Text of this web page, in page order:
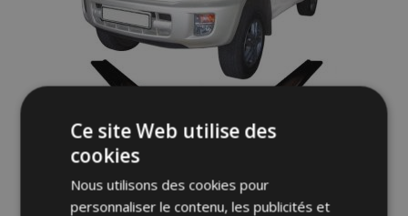
Déflecteurs de capot pour TOYOTA Rav4
2000-2005
69,95 €
Ce site Web utilise des
cookies
Nous utilisons des cookies pour
personnaliser le contenu, les publicités et